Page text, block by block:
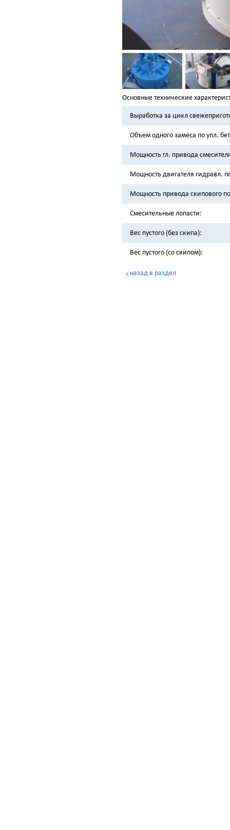
Основные технические
Выработка за цикл
Объем одного замеса по упл.
Мощность гл. привода
Мощность двигателя гидравл.
Мощность привода скипового
Смесительные лопасти:
Вес пустого (без скипа):
Вес пустого (со скипом):
назад в раздел